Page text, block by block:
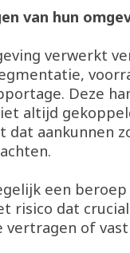
van hun
verwerkt
Deze
altijd
dat aankunnen
een
risico dat
vertragen of